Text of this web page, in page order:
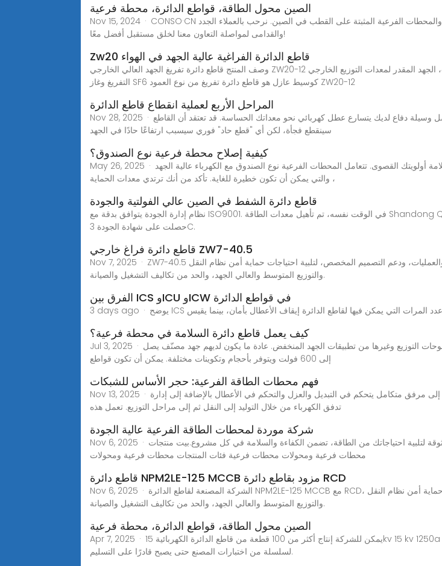
الصين محول الطاقة، قواطع الدائرة، محطة فرعية
Nov 15, 2024 · CONSO·CN هي واحدة من الشركات المصنعة والموردة لمحولات الطاقة وقواطع الدائرة والمحطات الفرعية المثبتة على القطب في الصين. نرحب بالعملاء الجدد
والقدامى لمواصلة التعاون معنا لخلق مستقبل أفضل معًا!
Zw20 قاطع الدائرة الفراغية عالية الجهد في الهواء
وصف المنتج قاطع دائرة تفريغ الجهد العالي الخارجي ZW20-12 لفترة 12 كيلو فولت، الجهد المقدر لمعدات التوزيع الخارجي AC 50 هرتز ثلاثية الأطوار&period; وهي تستخدم قوس
التفريغ وغاز SF6 كوسيط عازل هو قاطع دائرة تفريغ من نوع العمود ZW20-12
المراحل الأربع لعملية انقطاع قاطع الدائرة
Nov 28, 2025 · عملية انقطاع قاطع الدائرة المكونة من 4 مراحل: لماذا يُعد "القوس المُدار" أفضل وسيلة دفاع لديك يتسارع عطل كهربائي نحو معداتك الحساسة. قد تعتقد أن القاطع
سينقطع فجأة، لكن أي "قطع حاد" فوري سيسبب ارتفاعًا حادًا في الجهد
كيفية إصلاح محطة فرعية نوع الصندوق؟
May 26, 2025 · الخطوة 1: السلامة أولا قبل أن تفكر في بدء أي أعمال إصلاح ، يجب أن تكون السلامة أولويتك القصوى. تتعامل المحطات الفرعية نوع الصندوق مع الكهرباء عالية الجهد
، والتي يمكن أن تكون خطيرة للغاية. تأكد من أنك ترتدي معدات الحماية
قاطع دائرة الشفط في الصين عالي الفولتية والجودة
نظام إدارة الجودة يتوافق بدقة مع ISO9001. في الوقت نفسه، تم تأهيل معدات الطاقة Shandong Qikai بالكامل في إنتاج الأجهزة الكهربائية والمنتجات الكهربائية وتركيبها، كما
حصلت على شهادة الجودة 3C.
قاطع دائرة فراغ خارجي ZW7-40.5
Nov 7, 2025 · ZW7-40.5 الشركة المصنعة لقواطع الدائرة الفراغية الخارجية، والاختيار الصارم للمواد والعمليات، ودعم التصميم المخصص، لتلبية احتياجات حماية أمن نظام النقل
والتوزيع المتوسط والعالي الجهد، والحد من تكاليف التشغيل والصيانة.
الفرق بين ICS وICU وICW في قواطع الدائرة
كيف يعمل قاطع دائرة السلامة في محطة فرعية؟
Jul 3, 2025 · قواطع الدائرة منخفضة الجهد: يتم استخدام قواطع الدائرة منخفضة الجهد في لوحات التوزيع وغيرها من تطبيقات الجهد المنخفض. عادة ما يكون لديهم جهد مصنّف يصل
إلى 600 فولت ويتوفر بأحجام وتكوينات مختلفة. يمكن أن تكون قواطع
فهم محطات الطاقة الفرعية: حجر الأساس للشبكات
Nov 13, 2025 · ما هي المحطة الفرعية؟ في الأنظمة الكهربائية، يشير مصطلح محطة فرعية إلى مرفق متكامل يتحكم في التبديل والعزل والتحكم في الأعطال بالإضافة إلى إدارة
تدفق الكهرباء من خلال التوليد إلى النقل ثم إلى مراحل التوزيع. تعمل هذه
شركة موردة لمحطات الطاقة الفرعية عالية الجودة
Nov 6, 2025 · اكتشف شركة مينغري للكهرباء المحدودة لمحطات تحويل عالية الجودة. حلول موثوقة لتلبية احتياجاتك من الطاقة، تضمن الكفاءة والسلامة في كل مشروع.بيت منتجات
محطات فرعية ومحولات محطات فرعية فئات المنتجات محطات فرعية ومحولات
قاطع دائرة NPM2LE-125 MCCB مزود بقاطع دائرة RCD
Nov 6, 2025 · الشركة المصنعة لقاطع الدائرة NPM2LE-125 MCCB مع RCD، والاختيار الصارم للمواد والعمليات، ودعم التصميم المخصص، لتلبية احتياجات حماية أمن نظام النقل
والتوزيع المتوسط والعالي الجهد، والحد من تكاليف التشغيل والصيانة.
الصين محول الطاقة، قواطع الدائرة، محطة فرعية
Apr 7, 2025 · يمكن للشركة إنتاج أكثر من 100 قطعة من قاطع الدائرة الكهربائية 15kv 15 kv 1250a vcb في 30 يومًا. سيخضع كل قاطع دائرة فراغ 15kv 15 kv 1250a vcb
لسلسلة من اختبارات المصنع حتى يصبح قادرًا على التسليم.